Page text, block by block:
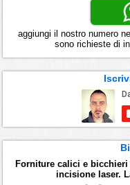
aggiungi il nostro numero
sono richieste di
Forniture calici e
incisione laser.